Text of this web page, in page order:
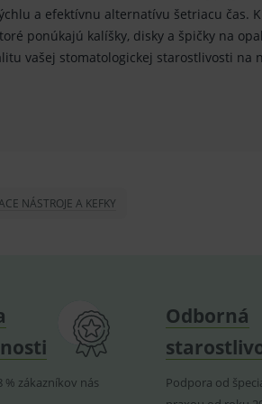
a efektívnu alternatívu šetriacu čas. K
ponúkajú kalíšky, disky a špičky na
vašej stomatologickej starostlivosti na
NÁSTROJE A KEFKY
% zákazníkov nás
Odborná
Podpora od
analytics.
zobrazení
reklamy.
předvoleb pro
webu používá